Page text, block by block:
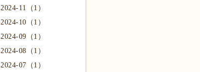
2024-11（1）
2024-10（1）
2024-09（1）
2024-08（1）
2024-07（1）